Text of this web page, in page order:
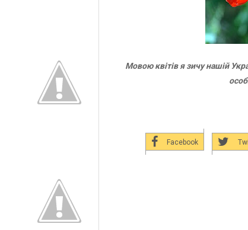
Мовою квітів я зичу нашій
Facebook